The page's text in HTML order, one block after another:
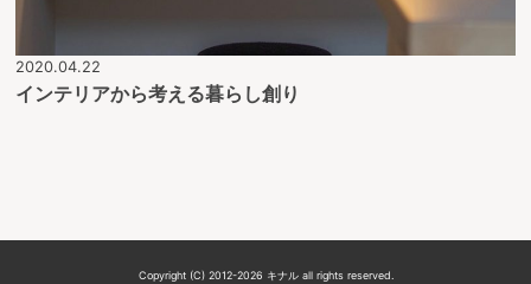
2020.04.22
インテリアから考える暮らし創り
Copyright (C) 2012-2026 キナル all rights reserved.